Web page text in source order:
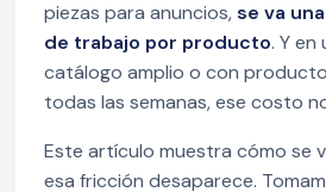
piezas para anuncios,se va
de trabajo por producto. Y en
catálogo amplio o con
todas las semanas, ese costo
Este artículo muestra cómo se
esa fricción desaparece.